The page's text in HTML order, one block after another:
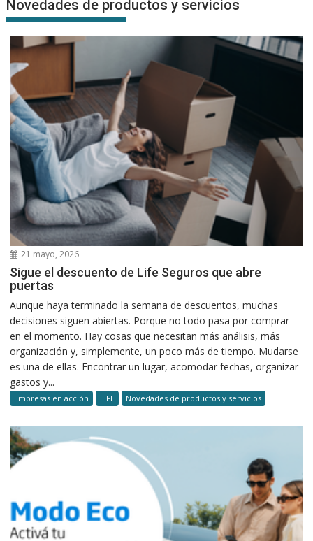
Novedades de productos y servicios
21 mayo, 2026
Sigue el descuento de Life Seguros que abre
puertas
Aunque haya terminado la semana de descuentos, muchas
decisiones siguen abiertas. Porque no todo pasa por comprar
en el momento. Hay cosas que necesitan más análisis, más
organización y, simplemente, un poco más de tiempo. Mudarse
es una de ellas. Encontrar un lugar, acomodar fechas, organizar
gastos y...
Empresas en acción LIFE Novedades de productos y servicios